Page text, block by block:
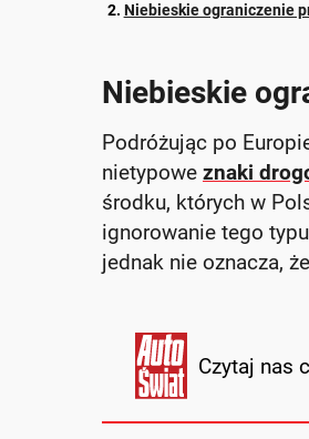
Niebieskie ograniczenie
Niebieskie
Podróżując po
nietypowe znaki
środku, których w
ignorowanie tego
jednak nie oznacza,
Czytaj nas